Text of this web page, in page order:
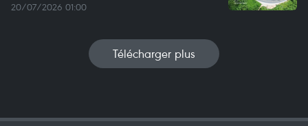
20/07/2026 01:00
Télécharger plus